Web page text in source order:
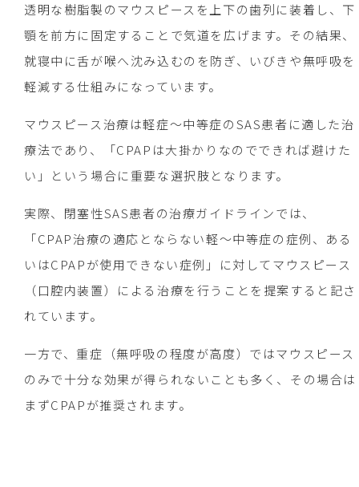
透明な樹脂製のマウスピースを上下の歯列に装着し、下
顎を前方に固定することで気道を広げます。その結果、
就寝中に舌が喉へ沈み込むのを防ぎ、いびきや無呼吸を
軽減する仕組みになっています。
マウスピース治療は軽症～中等症のSAS患者に適した治
療法であり、「CPAPは大掛かりなのでできれば避けた
い」という場合に重要な選択肢となります。
実際、閉塞性SAS患者の治療ガイドラインでは、
「CPAP治療の適応とならない軽～中等症の症例、ある
いはCPAPが使用できない症例」に対してマウスピース
（口腔内装置）による治療を行うことを提案すると記さ
れています。
一方で、重症（無呼吸の程度が高度）ではマウスピース
のみで十分な効果が得られないことも多く、その場合は
まずCPAPが推奨されます。